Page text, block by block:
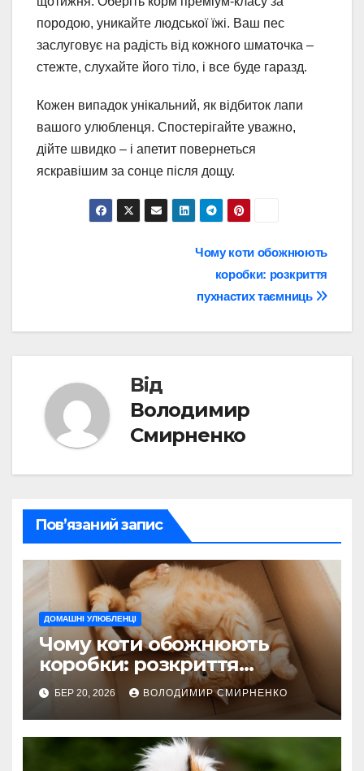
породою, уникайте людської їжі. Ваш пес
заслуговує на радість від кожного шматочка –
стежте, слухайте його тіло, і все буде гаразд.
Кожен випадок унікальний, як відбиток лапи
вашого улюбленця. Спостерігайте уважно,
дійте швидко – і апетит повернеться
яскравішим за сонце після дощу.
Чому коти обожнюють
коробки: розкриття
пухнастих таємниць
Від
Володимир
Смирненко
Пов’язаний запис
ДОМАШНІ УЛЮБЛЕНЦІ
Чому коти обожнюють
коробки: розкриття
пухнастих таємниць
БЕР 20, 2026 ВОЛОДИМИР СМИРНЕНКО